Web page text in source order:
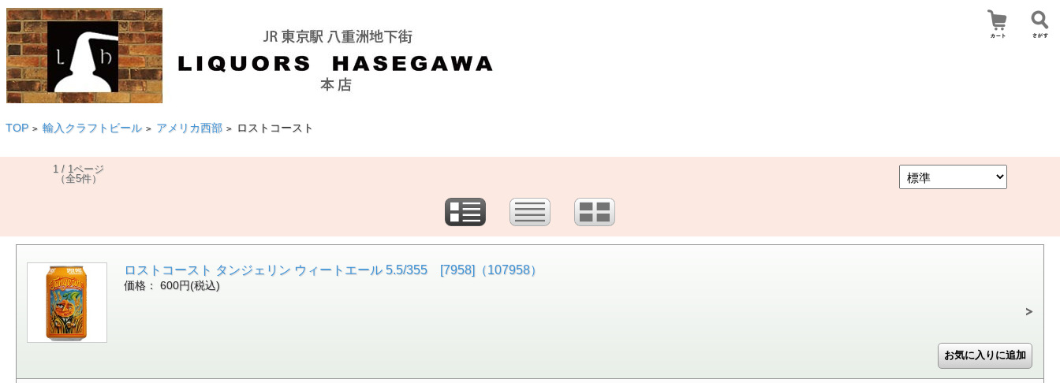
TOP > 輸入クラフトビール > アメリカ西部 > ロストコースト
1 / 1ページ
（全5件）
ロストコースト タンジェリン ウィートエール 5.5/355 [7958]（107958）
価格： 600円(税込)